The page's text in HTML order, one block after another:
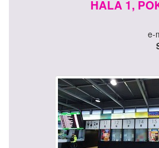
HALA 1,
e-